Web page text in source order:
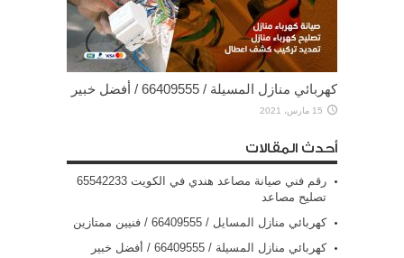
كهربائي منازل المسيلة / 66409555 / أفضل خبير
15 مارس، 2021
أحدث المقالات
رقم فني صيانة مصاعد هندي في الكويت 65542233
تصليح مصاعد
كهربائي منازل المسايل / 66409555 / فنيين ممتازين
كهربائي منازل المسيلة / 66409555 / أفضل خبير